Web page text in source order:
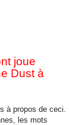
joue
Dust à
à propos de ceci.
les mots